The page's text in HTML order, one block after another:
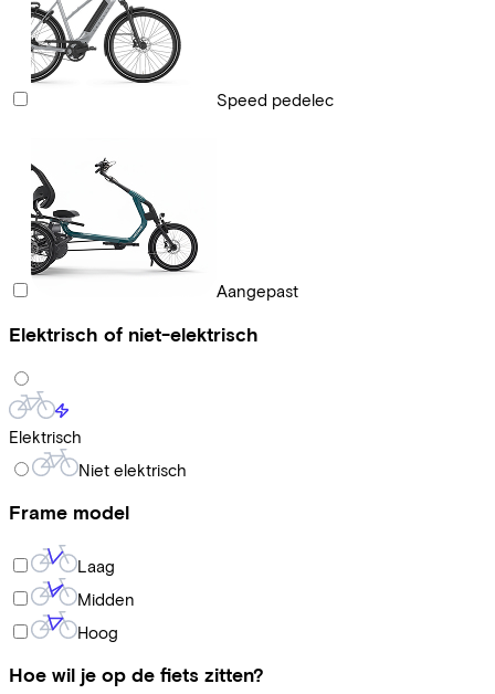
Speed pedelec
Aangepast
Elektrisch of niet-elektrisch
Elektrisch
Niet elektrisch
Frame model
Laag
Midden
Hoog
Hoe wil je op de fiets zitten?